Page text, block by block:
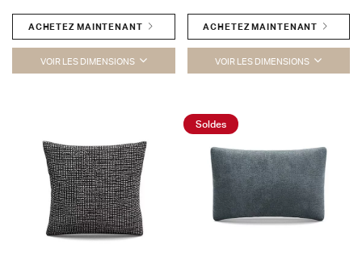
ACHETEZ MAINTENANT
VOIR LES DIMENSIONS
ACHETEZ MAINTENANT
VOIR LES DIMENSIONS
Soldes